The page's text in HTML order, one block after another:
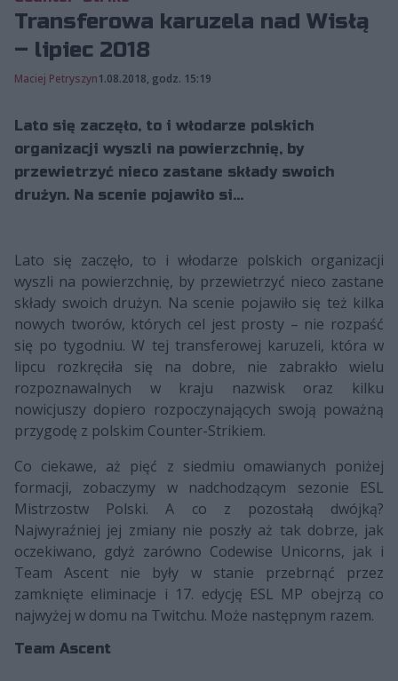
Transferowa karuzela nad Wisłą
– lipiec 2018
Maciej Petryszyn1.08.2018, godz. 15:19
Lato się zaczęło, to i włodarze polskich
organizacji wyszli na powierzchnię, by
przewietrzyć nieco zastane składy swoich
drużyn. Na scenie pojawiło si...
Lato się zaczęło, to i włodarze polskich organizacji
wyszli na powierzchnię, by przewietrzyć nieco zastane
składy swoich drużyn. Na scenie pojawiło się też kilka
nowych tworów, których cel jest prosty – nie rozpaść
się po tygodniu. W tej transferowej karuzeli, która w
lipcu rozkręciła się na dobre, nie zabrakło wielu
rozpoznawalnych w kraju nazwisk oraz kilku
nowicjuszy dopiero rozpoczynających swoją poważną
przygodę z polskim Counter-Strikiem.
Co ciekawe, aż pięć z siedmiu omawianych poniżej
formacji, zobaczymy w nadchodzącym sezonie ESL
Mistrzostw Polski. A co z pozostałą dwójką?
Najwyraźniej jej zmiany nie poszły aż tak dobrze, jak
oczekiwano, gdyż zarówno Codewise Unicorns, jak i
Team Ascent nie były w stanie przebrnąć przez
zamknięte eliminacje i 17. edycję ESL MP obejrzą co
najwyżej w domu na Twitchu. Może następnym razem.
Team Ascent